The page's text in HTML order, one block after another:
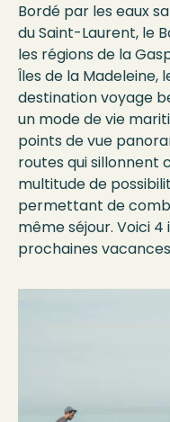
Bordé par les eaux
du Saint-Laurent, le
les régions de la
Îles de la Madeleine,
destination voyage
un mode de vie
points de vue
routes qui
multitude de
permettant de
même séjour. Voici 4
prochaines